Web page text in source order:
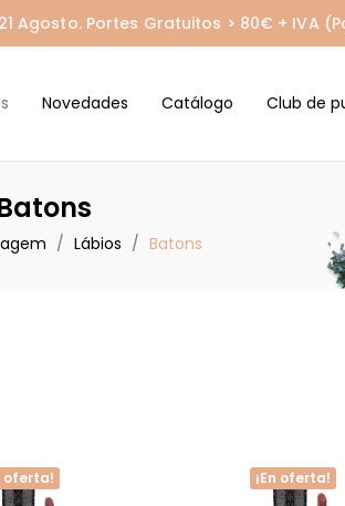
Agosto. Portes Gratuitos > 80€ + IVA
Novedades Catálogo Club de
Lábios Batons
oferta! ¡En oferta!